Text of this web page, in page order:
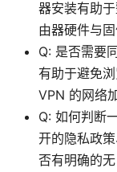
器安装有助
由器硬件与固
Q: 是否需要
有助于避免
VPN 的网络
Q: 如何判断
开的隐私政
否有明确的无